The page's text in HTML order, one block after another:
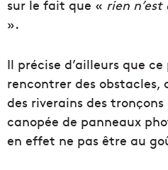
sur le fait que « rien
».
Il précise d’ailleurs que
rencontrer des obstacles,
des riverains des
canopée de panneaux
en effet ne pas être au